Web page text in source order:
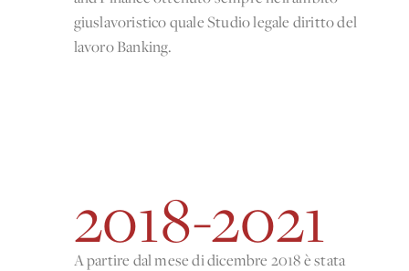
giuslavoristico quale Studio legale diritto del
lavoro Banking.
2018-2021
A partire dal mese di dicembre 2018 è stata